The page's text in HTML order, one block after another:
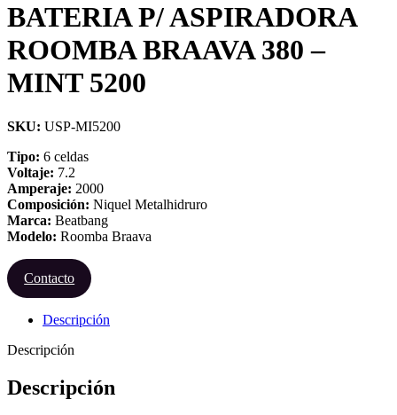
BATERIA P/ ASPIRADORA
ROOMBA BRAAVA 380 –
MINT 5200
SKU: USP-MI5200
Tipo: 6 celdas
Voltaje: 7.2
Amperaje: 2000
Composición: Niquel Metalhidruro
Marca: Beatbang
Modelo: Roomba Braava
Contacto
Descripción
Descripción
Descripción